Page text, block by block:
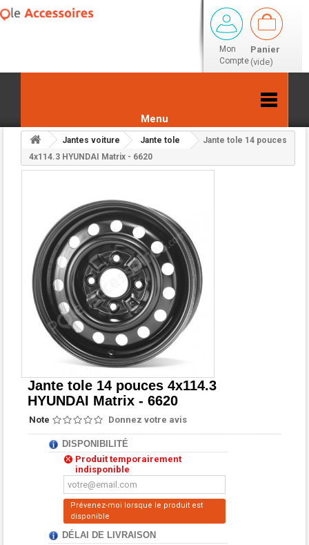
Mon
Compte
Panier
(vide)
Menu
Jantes voiture Jante tole
Jante tole 14 pouces
4x114.3 HYUNDAI Matrix - 6620
Jante tole 14 pouces 4x114.3
HYUNDAI Matrix - 6620
Note Donnez votre avis
DISPONIBILITÉ
Produit temporairement
indisponible
Prévenez-moi lorsque le produit est
disponible
DÉLAI DE LIVRAISON